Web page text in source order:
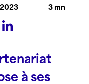
3 mn
à ses